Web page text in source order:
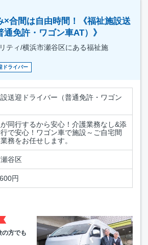
×合間は自由時間！《福祉施設送
免許・ワゴン車AT）》
ティ/横浜市瀬谷区にある福祉施
ドライバー
送迎ドライバー（普通免許・ワゴン
同行するから安心！介護業務なし&添
で安心！ワゴン車で施設～ご自宅間
務をお任せします。
谷区
円
の方でも